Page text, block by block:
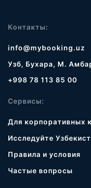
Контакты:
info@mybooking.uz
Узб, Бухара, М.
+998 78 113 85 00
Сервисы:
Для корпоративных
Исследуйте
Правила и условия
Частые вопросы